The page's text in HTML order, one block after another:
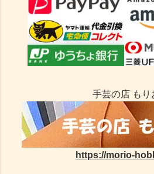
手芸の店 もり
https://morio-